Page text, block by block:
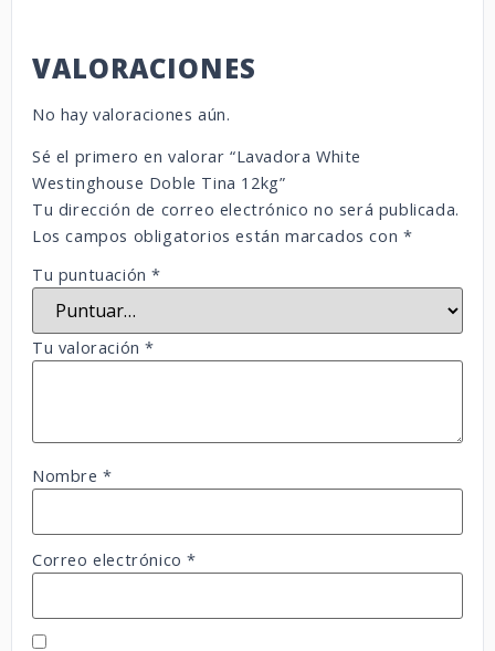
VALORACIONES
No hay valoraciones aún.
Sé el primero en valorar “Lavadora White
Westinghouse Doble Tina 12kg”
Tu dirección de correo electrónico no será publicada.
Los campos obligatorios están marcados con *
Tu puntuación*
Tu valoración*
Nombre*
Correo electrónico*